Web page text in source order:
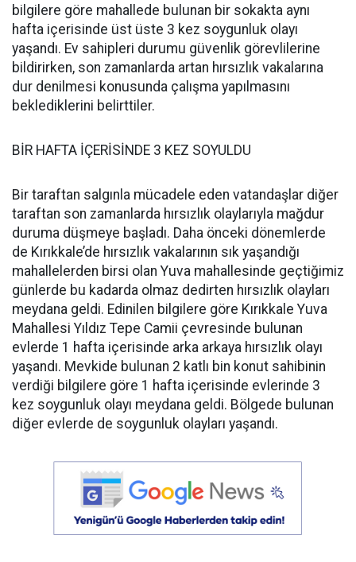
bilgilere göre mahallede bulunan bir sokakta aynı
hafta içerisinde üst üste 3 kez soygunluk olayı
yaşandı. Ev sahipleri durumu güvenlik görevlilerine
bildirirken, son zamanlarda artan hırsızlık vakalarına
dur denilmesi konusunda çalışma yapılmasını
beklediklerini belirttiler.
BİR HAFTA İÇERİSİNDE 3 KEZ SOYULDU
Bir taraftan salgınla mücadele eden vatandaşlar diğer
taraftan son zamanlarda hırsızlık olaylarıyla mağdur
duruma düşmeye başladı. Daha önceki dönemlerde
de Kırıkkale’de hırsızlık vakalarının sık yaşandığı
mahallelerden birsi olan Yuva mahallesinde geçtiğimiz
günlerde bu kadarda olmaz dedirten hırsızlık olayları
meydana geldi. Edinilen bilgilere göre Kırıkkale Yuva
Mahallesi Yıldız Tepe Camii çevresinde bulunan
evlerde 1 hafta içerisinde arka arkaya hırsızlık olayı
yaşandı. Mevkide bulunan 2 katlı bin konut sahibinin
verdiği bilgilere göre 1 hafta içerisinde evlerinde 3
kez soygunluk olayı meydana geldi. Bölgede bulunan
diğer evlerde de soygunluk olayları yaşandı.